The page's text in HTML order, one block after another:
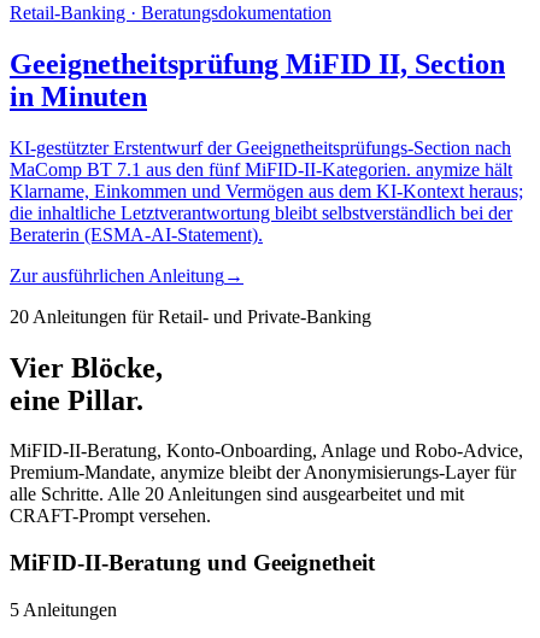
Retail-Banking · Beratungsdokumentation
Geeignetheitsprüfung MiFID II, Section
in Minuten
KI-gestützter Erstentwurf der Geeignetheitsprüfungs-Section nach
MaComp BT 7.1 aus den fünf MiFID-II-Kategorien. anymize hält
Klarname, Einkommen und Vermögen aus dem KI-Kontext heraus;
die inhaltliche Letztverantwortung bleibt selbstverständlich bei der
Beraterin (ESMA-AI-Statement).
Zur ausführlichen Anleitung→
20 Anleitungen für Retail- und Private-Banking
Vier Blöcke,
eine Pillar.
MiFID-II-Beratung, Konto-Onboarding, Anlage und Robo-Advice,
Premium-Mandate, anymize bleibt der Anonymisierungs-Layer für
alle Schritte. Alle 20 Anleitungen sind ausgearbeitet und mit
CRAFT-Prompt versehen.
MiFID-II-Beratung und Geeignetheit
5 Anleitungen